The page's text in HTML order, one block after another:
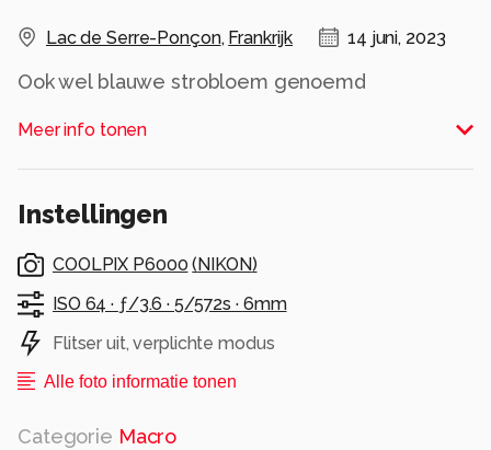
Lac de Serre-Ponçon, Frankrijk 14 juni, 2023
Ook wel blauwe strobloem genoemd
Catananche caerulea
Meer info tonen
Instellingen
COOLPIX P6000 ( NIKON)
ISO 64 · ƒ/3.6 · 5/572s · 6mm
Flitser uit, verplichte modus
Alle foto informatie tonen
Categorie Macro